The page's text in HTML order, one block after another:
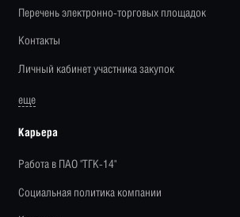
Перечень электронно-торговых площадок
Контакты
Личный кабинет участника закупок
еще
Карьера
Работа в ПАО "ТГК-14"
Социальная политика компании